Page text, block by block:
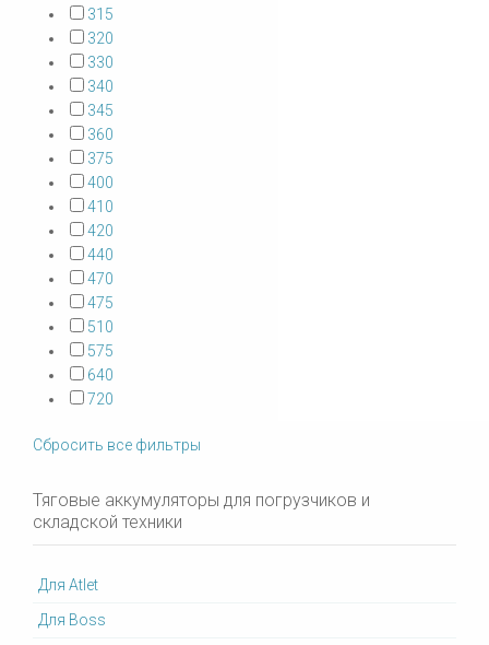
315
320
330
340
345
360
375
400
410
420
440
470
475
510
575
640
720
Сбросить все фильтры
Тяговые аккумуляторы для погрузчиков и
складской техники
Для Atlet
Для Boss